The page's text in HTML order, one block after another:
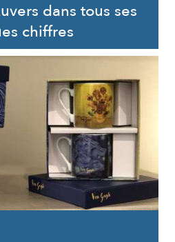
dans tous ses
chiffres